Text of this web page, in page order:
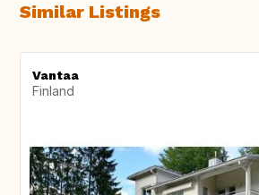
Similar Listings
Vantaa
Finland